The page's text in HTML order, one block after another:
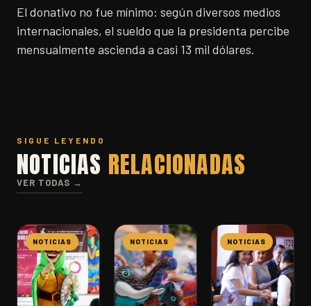
El donativo no fue mínimo: según diversos medios
internacionales, el sueldo que la presidenta percibe
mensualmente ascienda a casi 13 mil dólares.
SIGUE LEYENDO
NOTICIAS RELACIONADAS
VER TODAS →
NOTICIAS NOTICIAS NOTICIAS